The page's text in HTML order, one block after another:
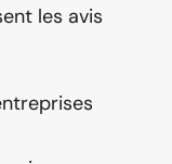
les avis